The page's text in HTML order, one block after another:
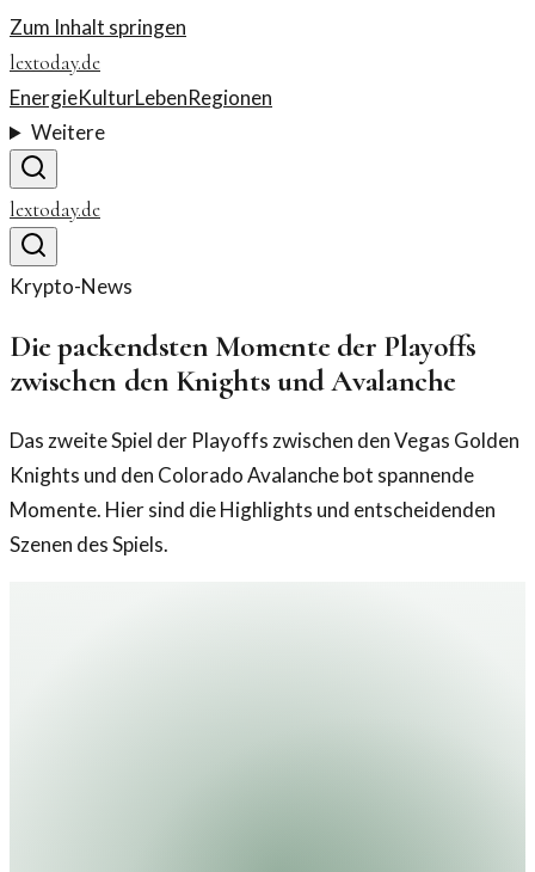
Zum Inhalt springen
lextoday.de
EnergieKulturLebenRegionen
Weitere
lextoday.de
Krypto-News
Die packendsten Momente der Playoffs
zwischen den Knights und Avalanche
Das zweite Spiel der Playoffs zwischen den Vegas Golden
Knights und den Colorado Avalanche bot spannende
Momente. Hier sind die Highlights und entscheidenden
Szenen des Spiels.